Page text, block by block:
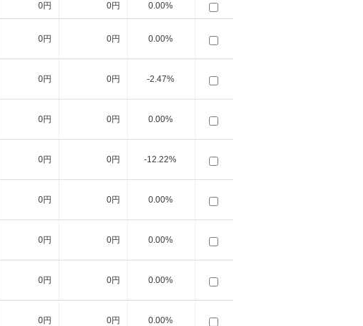
0円 0円 0.00%
0円 0円 0.00%
0円 0円 -2.47%
0円 0円 0.00%
0円 0円 -12.22%
0円 0円 0.00%
0円 0円 0.00%
0円 0円 0.00%
0円 0円 0.00%